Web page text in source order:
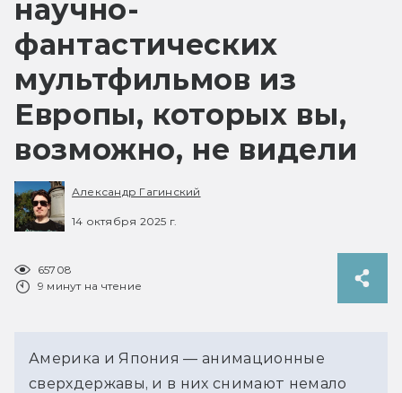
научно-
фантастических
мультфильмов из
Европы, которых вы,
возможно, не видели
Александр Гагинский
14 октября 2025 г.
65708
9 минут на чтение
Америка и Япония — анимационные
сверхдержавы, и в них снимают немало